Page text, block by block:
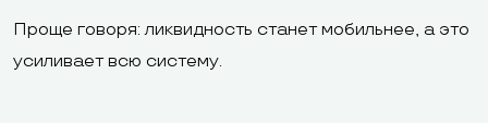
Проще говоря: ликвидность станет мобильнее, а это
усиливает всю систему.